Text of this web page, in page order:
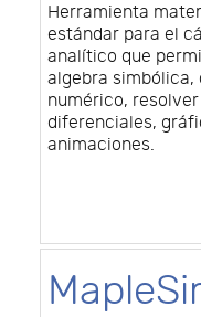
Herramienta
estándar para el
analítico que
algebra simbólica,
numérico,
diferenciales,
animaciones.